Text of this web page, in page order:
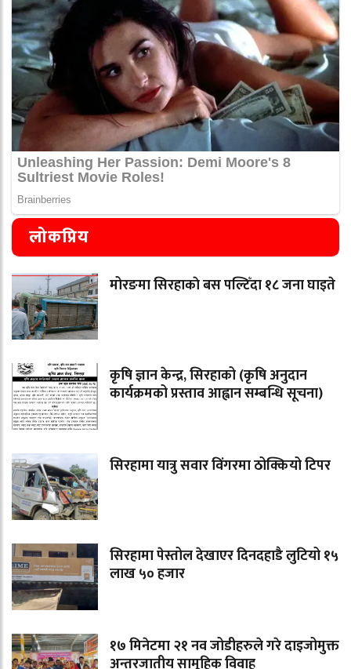
लोकप्रिय
मोरङमा सिरहाकाे बस पल्टिँदा १८ जना घाइते
कृषि ज्ञान केन्द्र, सिरहाको (कृषि अनुदान
कार्यक्रमको प्रस्ताव आह्वान सम्बन्धि सूचना)
सिरहामा यात्रु सवार विंगरमा ठोक्कियो टिपर
सिरहामा पेस्तोल देखाएर दिनदहाडै लुटियो १५
लाख ५० हजार
१७ मिनेटमा २१ नव जोडीहरुले गरे दाइजोमुक्त
अन्तरजातीय सामूहिक विवाह